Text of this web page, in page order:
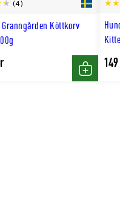
(Se: 0.14)
från vegetabiliska
Granngården Köttkorv
(4)
Köp